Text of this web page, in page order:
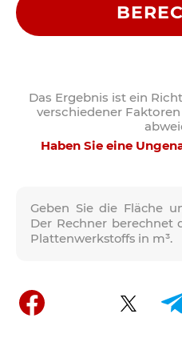
Geben Sie die Fläche
Der Rechner berechnet
Plattenwerkstoffs in m³.
Das Ergebnis ist ein
verschiedener
Haben Sie eine